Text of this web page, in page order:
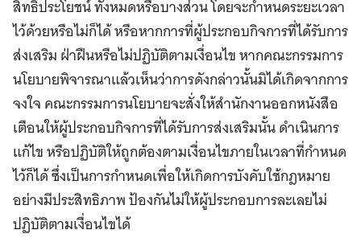
สิทธิประโยชน์ ทั้งหมดหรือบางส่วน โดยจะกำหนดระยะเวลา
ไว้ด้วยหรือไม่ก็ได้ หรือหากการที่ผู้ประกอบกิจการที่ได้รับการ
ส่งเสริม ฝ่าฝืนหรือไม่ปฏิบัติตามเงื่อนไข หากคณะกรรมการ
นโยบายพิจารณาแล้วเห็นว่าการดังกล่าวนั้นมิได้เกิดจากการ
จงใจ คณะกรรมการนโยบายจะสั่งให้สำนักงานออกหนังสือ
เตือนให้ผู้ประกอบกิจการที่ได้รับการส่งเสริมนั้น ดำเนินการ
แก้ไข หรือปฏิบัติให้ถูกต้องตามเงื่อนไขภายในเวลาที่กำหนด
ไว้ก็ได้ ซึ่งเป็นการกำหนดเพื่อให้เกิดการบังคับใช้กฎหมาย
อย่างมีประสิทธิภาพ ป้องกันไม่ให้ผู้ประกอบการละเลยไม่
ปฏิบัติตามเงื่อนไขได้